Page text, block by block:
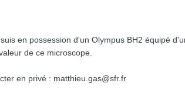
en possession d'un Olympus BH2 équipé
de ce microscope.
en privé : matthieu.gas@sfr.fr